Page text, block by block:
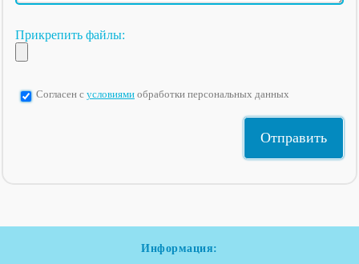
Прикрепить файлы:
Согласен с условиями обработки персональных данных
Информация: